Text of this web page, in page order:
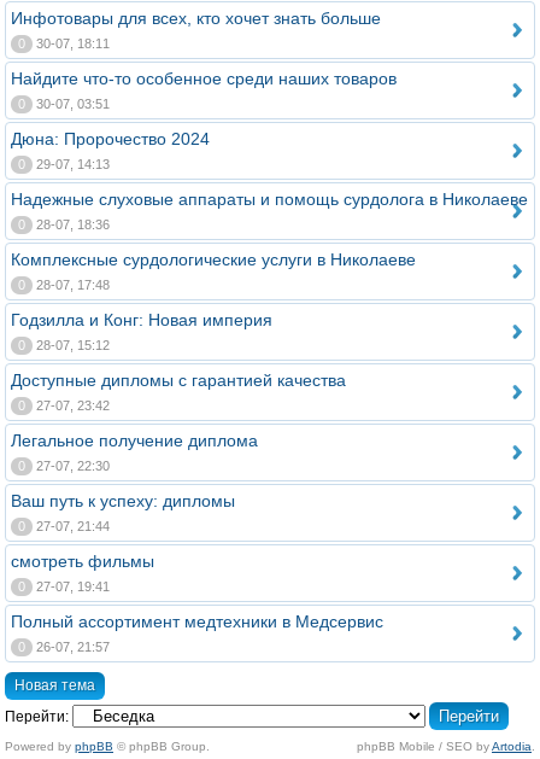
Инфотовары для всех, кто хочет знать больше
0 30-07, 18:11
Найдите что-то особенное среди наших товаров
0 30-07, 03:51
Дюна: Пророчество 2024
0 29-07, 14:13
Надежные слуховые аппараты и помощь сурдолога в Николаеве
0 28-07, 18:36
Комплексные сурдологические услуги в Николаеве
0 28-07, 17:48
Годзилла и Конг: Новая империя
0 28-07, 15:12
Доступные дипломы с гарантией качества
0 27-07, 23:42
Легальное получение диплома
0 27-07, 22:30
Ваш путь к успеху: дипломы
0 27-07, 21:44
смотреть фильмы
0 27-07, 19:41
Полный ассортимент медтехники в Медсервис
0 26-07, 21:57
Новая тема
Перейти:
Powered by phpBB © phpBB Group. phpBB Mobile / SEO byArtodia